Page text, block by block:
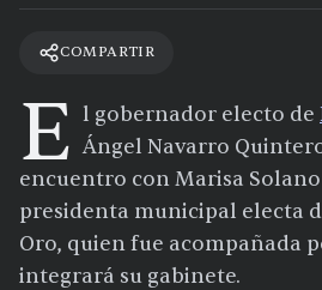
COMPARTIR
E l gobernador electo de
Ángel Navarro
encuentro conMarisa
presidenta municipal electa
Oro, quien fue acompañada
integrará su gabinete.